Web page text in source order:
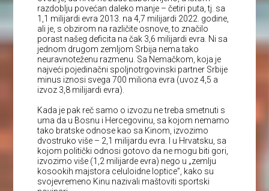
razdoblju povećan daleko manje – četiri puta, tj. sa
1,1 milijardi evra 2013. na 4,7 milijardi 2022. godine,
ali je, s obzirom na različite osnove, to značilo
porast našeg deficita na čak 3,6 milijardi evra. Ni sa
jednom drugom zemljom Srbija nema tako
neuravnoteženu razmenu. Sa Nemačkom, koja je
najveći pojedinačni spoljnotrgovinski partner Srbije
minus iznosi svega 700 miliona evra (uvoz 4,5 a
izvoz 3,8 milijardi evra).
Kada je pak reč samo o izvozu ne treba smetnuti s
uma da u Bosnu i Hercegovinu, sa kojom nemamo
tako bratske odnose kao sa Kinom, izvozimo
dvostruko više – 2,1 milijardu evra. I u Hrvatsku, sa
kojom politički odnosi gotovo da ne mogu biti gori,
izvozimo više (1,2 milijarde evra) nego u „zemlju
kosookih majstora celuloidne loptice”, kako su
svojevremeno Kinu nazivali maštoviti sportski